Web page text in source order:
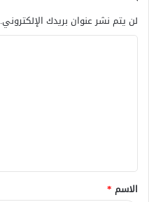
لن يتم نشر عنوان بريدك الإلكتروني.
ق
*
الاسم *